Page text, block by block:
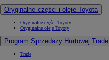
Oryginalne części i oleje Toyota
Oryginalne części Toyoty
Oryginalne oleje Toyoty
Program Sprzedaży Hurtowej Trade
Trade